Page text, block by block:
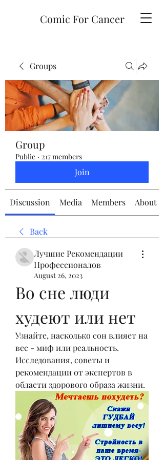
Comic For Cancer
Groups
Group
Public · 217 members
Join
Discussion Media Members About
Back
Лучшие Рекомендации
Профессионалов
August 26, 2023
Во сне люди
худеют или нет
Узнайте, насколько сон влияет на
вес - миф или реальность.
Исследования, советы и
рекомендации от экспертов в
области здорового образа жизни.